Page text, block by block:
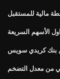
مالية للمستقبل
الأسهم السريعة
بنك كريدي سويس
من معدل التضخم